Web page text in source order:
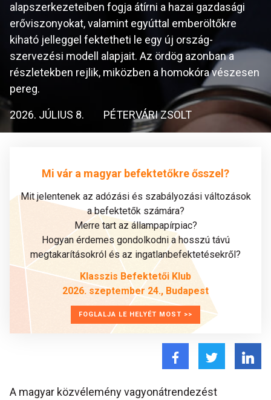
alapszerkezeteiben fogja átírni a hazai gazdasági
erőviszonyokat, valamint egyúttal emberöltőkre
kiható jelleggel fektetheti le egy új ország-
szervezési modell alapjait. Az ördög azonban a
részletekben rejlik, miközben a homokóra vészesen
pereg.
2026. JÚLIUS 8. PÉTERVÁRI ZSOLT
Mi vár a magyar befektetőkre ősszel?
Mit jelentenek az adózási és szabályozási változások
a befektetők számára?
Merre tart az állampapírpiac?
Hogyan érdemes gondolkodni a hosszú távú
megtakarításokról és az ingatlanbefektetésekről?
Klasszis Befektetői Klub
2026. szeptember 24., Budapest
FOGLALJA LE HELYÉT MOST >>
A magyar közvélemény vagyonátrendezést